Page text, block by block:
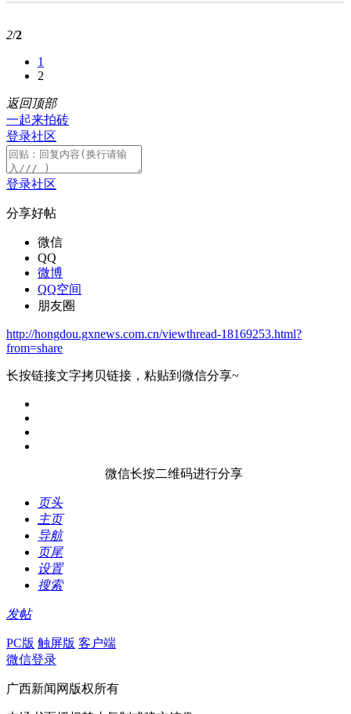
2/2
1
2
返回顶部
一起来拍砖
登录社区
登录社区
分享好帖
微信
QQ
微博
QQ空间
朋友圈
http://hongdou.gxnews.com.cn/viewthread-18169253.html?
from=share
长按链接文字拷贝链接，粘贴到微信分享~
微信长按二维码进行分享
页头
主页
导航
页尾
设置
搜索
发帖
PC版 触屏版 客户端
微信登录
广西新闻网版权所有